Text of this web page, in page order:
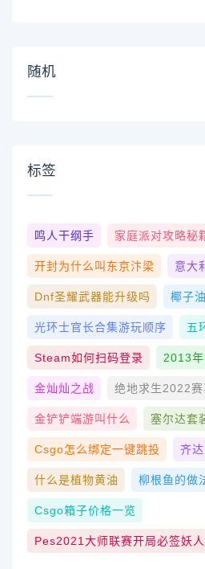
随机
标签
鸣人干纲手 家庭派对攻略秘
开封为什么叫东京汴梁 意大
Dnf圣耀武器能升级吗 椰子
光环士官长合集游玩顺序 五
Steam如何扫码登录 2013
金灿灿之战 绝地求生2022赛
金铲铲端游叫什么 塞尔达套
Csgo怎么绑定一键跳投 齐
什么是植物黄油 柳根鱼的做
Csgo箱子价格一览
Pes2021大师联赛开局必签妖人